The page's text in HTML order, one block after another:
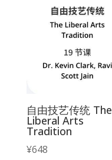
自由技艺传统 The
Liberal Arts
Tradition
¥648